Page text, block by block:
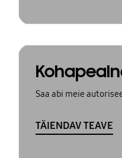
Saa abi meie
TÄIENDAV TEAVE